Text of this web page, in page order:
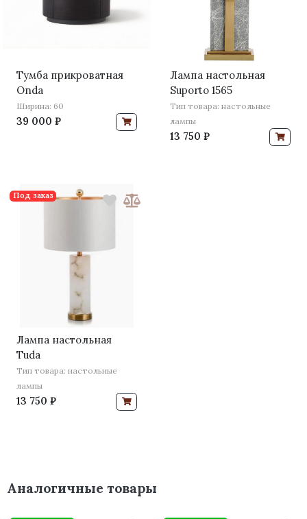
Тумба прикроватная
Onda
Ширина: 60
39 000 ₽
Лампа настольная
Suporto 1565
Тип товара: настольные
лампы
13 750 ₽
Лампа настольная
Tuda
Тип товара: настольные
лампы
13 750 ₽
Под заказ
Аналогичные товары